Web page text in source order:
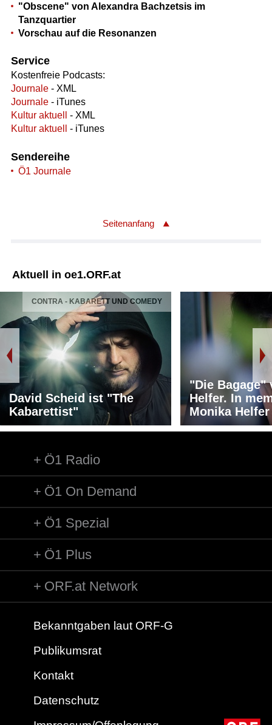
"Obscene" von Alexandra Bachzetsis im
Tanzquartier
Vorschau auf die Resonanzen
Service
Kostenfreie Podcasts:
Journale- XML
Journale- iTunes
Kultur aktuell
- XML
Kultur aktuell
- iTunes
Sendereihe
Ö1 Journale
Seitenanfang
Aktuell in oe1.ORF.at
CONTRA - KABARETT UND COMEDY
David Scheid ist "The
Kabarettist"
"Die Bagage"
Helfer. In
Monika Helfer
Ö1 Radio
Ö1 On Demand
Ö1 Spezial
Ö1 Plus
ORF.at Network
Bekanntgaben laut ORF-G
Publikumsrat
Kontakt
Datenschutz